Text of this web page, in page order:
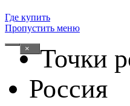
Где купить
Пропустить меню
×
Точки
Россия